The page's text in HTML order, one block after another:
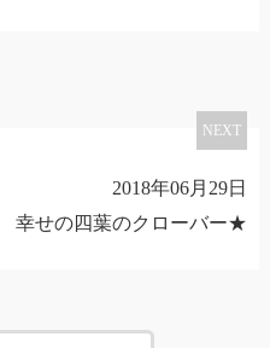
NEXT
2018年06月29日
幸せの四葉のクローバー★